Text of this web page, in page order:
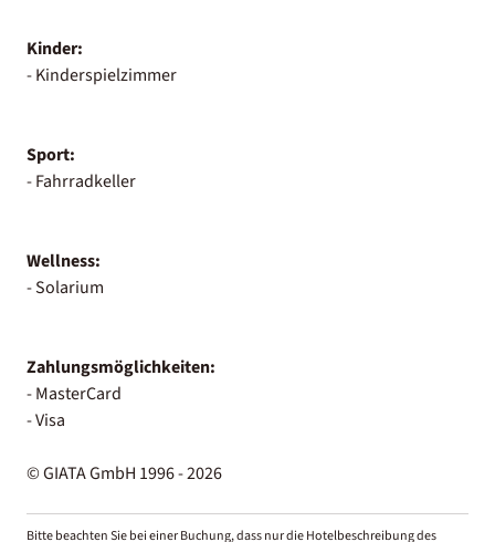
Kinder:
- Kinderspielzimmer
Sport:
- Fahrradkeller
Wellness:
- Solarium
Zahlungsmöglichkeiten:
- MasterCard
- Visa
© GIATA GmbH 1996 - 2026
Bitte beachten Sie bei einer Buchung, dass nur die Hotelbeschreibung des